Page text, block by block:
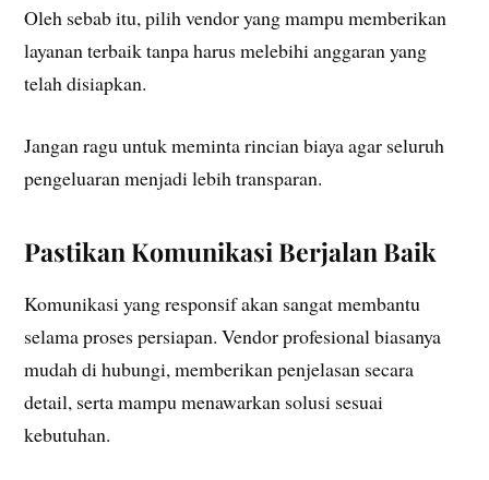
Oleh sebab itu, pilih vendor yang mampu memberikan
layanan terbaik tanpa harus melebihi anggaran yang
telah disiapkan.
Jangan ragu untuk meminta rincian biaya agar seluruh
pengeluaran menjadi lebih transparan.
Pastikan Komunikasi Berjalan Baik
Komunikasi yang responsif akan sangat membantu
selama proses persiapan. Vendor profesional biasanya
mudah di hubungi, memberikan penjelasan secara
detail, serta mampu menawarkan solusi sesuai
kebutuhan.